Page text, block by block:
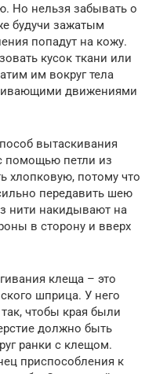
Но нельзя забывать о
будучи зажатым
попадут на кожу.
кусок ткани или
им вокруг тела
движениями
вытаскивания
помощью петли из
хлопковую, потому что
передавить шею
нити накидывают на
в сторону и вверх
клеща – это
шприца. У него
чтобы края были
должно быть
ранки с клещом.
приспособления к